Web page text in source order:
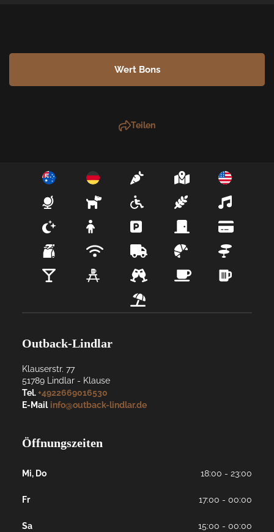
Wert Bons
Teilen
Outback-Lindlar
Klauserstr. 77
51789
Lindlar - Klause
Tel.+4922669016530
E-Mail info@outback-lindlar.de
Öffnungszeiten
Mi, Do 18:00 - 23:00
Fr 17:00 - 00:00
Sa 15:00 - 00:00